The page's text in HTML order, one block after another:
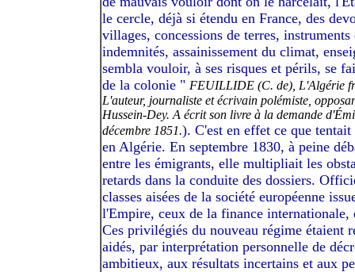
le cercle, déjà si étendu en France, des
villages, concessions de terres,
indemnités, assainissement du climat,
sembla vouloir, à ses risques et périls, se
de la colonie " FEUILLIDE (C. de), L'Algérie
L'auteur, journaliste et écrivain polémiste,
Hussein-Dey. A écrit son livre à la demande
décembre 1851.). C'est en effet ce que
en Algérie. En septembre 1830, à peine
entre les émigrants, elle multipliait les
retards dans la conduite des dossiers.
classes aisées de la société européenne
l'Empire, ceux de la finance internationale,
Ces privilégiés du nouveau régime étaient
aidés, par interprétation personnelle de
ambitieux, aux résultats incertains et aux